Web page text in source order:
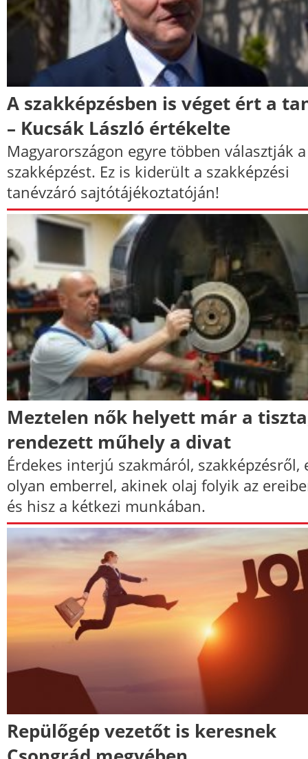
A szakképzésben is véget ért a
– Kucsák László értékelte
Magyarországon egyre többen választják a
szakképzést. Ez is kiderült a szakképzési
tanévzáró sajtótájékoztatóján!
Meztelen nők helyett már a
rendezett műhely a divat
Érdekes interjú szakmáról, szakképzésről,
olyan emberrel, akinek olaj folyik az
és hisz a kétkezi munkában.
Repülőgép vezetőt is keresnek